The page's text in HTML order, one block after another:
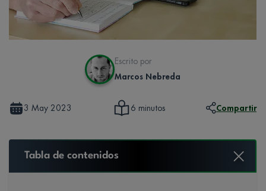
Escrito por
Marcos Nebreda
3 May 2023 6 minutos Compartir
Tabla de contenidos